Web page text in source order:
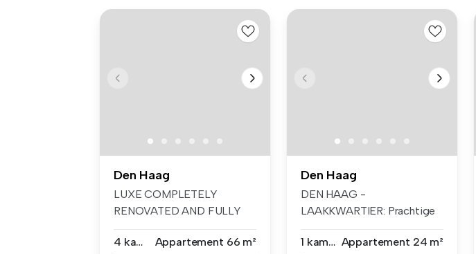
Den Haag
LUXE COMPLETELY
RENOVATED AND FULLY
W... 4 kamers Appartement 66 m²
Den Haag
DEN HAAG -
LAAKKWARTIER: Prachtige
1 kamer Appartement 24 m²